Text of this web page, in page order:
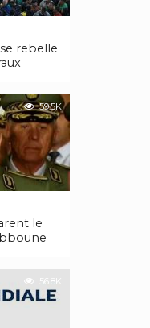
rebelle
59.5K
le
56.8K